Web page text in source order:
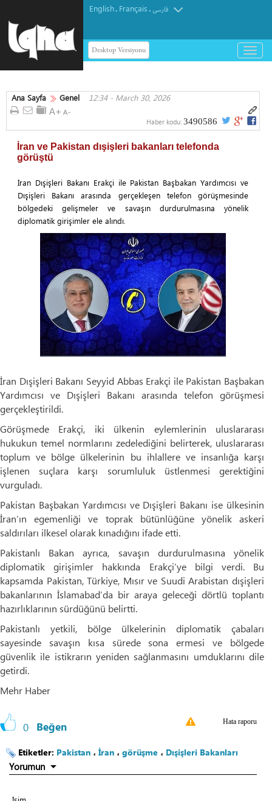
English. Français.فارسی
Desktop Versiyonu
باز
و
کردن
Ana Sayfa Genel 12:34 - March 30, 2026
Haber kodu: 3490586
İran ve Pakistan dışişleri bakanları telefonda
görüştü
İran Dışişleri Bakanı Erakçi ile Pakistan Başbakan Yardımcısı ve
Dışişleri Bakanı arasında gerçekleşen telefon görüşmesinde
bölgedeki gelişmeler ve savaşın durdurulmasına yönelik
diplomatik girişimler ele alındı.
İran Dışişleri Bakanı Seyyid Abbas Erakçi ile Pakistan Başbakan
Yardımcısı ve Dışişleri Bakanı arasında telefon görüşmesi
gerçekleştirildi.
Görüşmede Erakçi, iki ülkenin eylemlerinin uluslararası
hukukun temel normlarını zedelediğini belirterek, uluslararası
toplum ve bölge ülkelerinin bu ihlallere ve insanlığa karşı
işlenen suçlara karşı sorumluluk üstlenmesi gerektiğini
vurguladı.
Pakistan Başbakan Yardımcısı ve Dışişleri Bakanı ise ülkesinin
İran’ın egemenliği ve toprak bütünlüğüne yönelik askeri
saldırıları ilkesel olarak kınadığını ifade etti.
Pakistanlı Bakan ayrıca, savaşın durdurulmasına yönelik
diplomatik girişimler hakkında Erakçi’ye bilgi verdi. Bu
kapsamda Pakistan, Türkiye, Mısır ve Suudi Arabistan dışişleri
bakanlarının İslamabad’da bir araya geleceği dörtlü toplantı
hazırlıklarının sürdüğünü belirtti.
Pakistanlı yetkili, bölge ülkelerinin diplomatik çabaları
sayesinde savaşın kısa sürede sona ermesi ve bölgede
güvenlik ile istikrarın yeniden sağlanmasını umduklarını dile
getirdi.
Mehr Haber
0 Beğen Hata raporu
Etiketler: Pakistan ، İran ، görüşme ، Dışişleri Bakanları
Yorumun